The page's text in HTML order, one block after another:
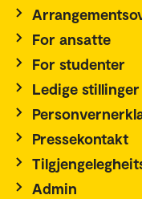
For ansatte
For studenter
Ledige stillinger
Pressekontakt
Admin